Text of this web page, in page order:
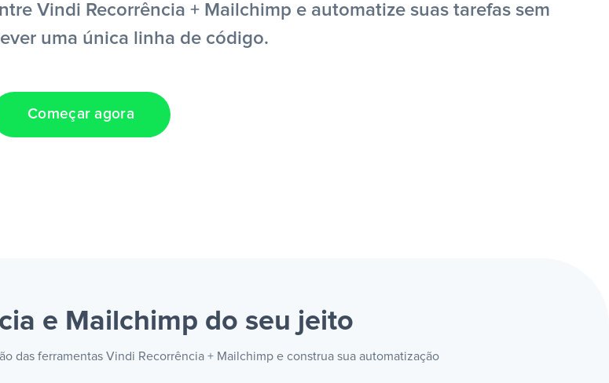
Vindi Recorrência + Mailchimp e automatize suas tarefas sem
uma única linha de código.
Começar agora
e Mailchimp do seu jeito
das ferramentas Vindi Recorrência + Mailchimp e construa sua automatização